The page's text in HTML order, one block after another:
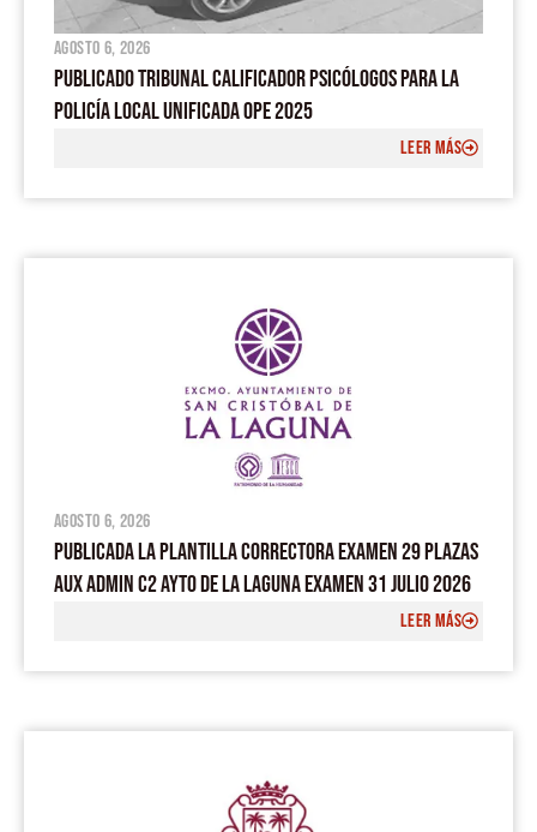
agosto 6, 2026
PUBLICADO TRIBUNAL CALIFICADOR PSICÓLOGOS PARA LA
POLICÍA LOCAL UNIFICADA OPE 2025
LEER MÁS
agosto 6, 2026
PUBLICADA LA PLANTILLA CORRECTORA EXAMEN 29 PLAZAS
AUX ADMIN C2 AYTO DE LA LAGUNA EXAMEN 31 JULIO 2026
LEER MÁS